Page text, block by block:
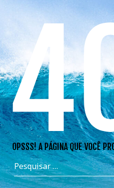
OPSSS! A PÁGINA QUE VOCÊ